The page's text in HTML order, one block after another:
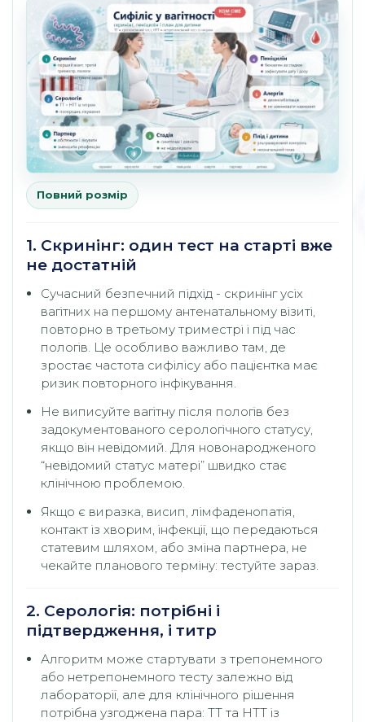
Повний розмір
1. Скринінг: один тест на старті вже
не достатній
Сучасний безпечний підхід - скринінг усіх
вагітних на першому антенатальному візиті,
повторно в третьому триместрі і під час
пологів. Це особливо важливо там, де
зростає частота сифілісу або пацієнтка має
ризик повторного інфікування.
Не виписуйте вагітну після пологів без
задокументованого серологічного статусу,
якщо він невідомий. Для новонародженого
“невідомий статус матері” швидко стає
клінічною проблемою.
Якщо є виразка, висип, лімфаденопатія,
контакт із хворим, інфекції, що передаються
статевим шляхом, або зміна партнера, не
чекайте планового терміну: тестуйте зараз.
2. Серологія: потрібні і
підтвердження, і титр
Алгоритм може стартувати з трепонемного
або нетрепонемного тесту залежно від
лабораторії, але для клінічного рішення
потрібна узгоджена пара: ТТ та НТТ із